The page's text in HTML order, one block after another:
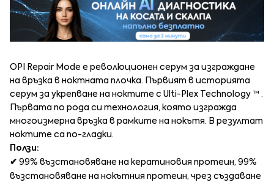
OPI Repair Mode е революционен серум за изграждане
на връзка в ноктната плочка. Първият в историята
серум за укрепване на ноктите с Ulti-Plex Technology ™ .
Първата по рода си технология, която изгражда
многоизмерна връзка в рамките на нокътя. В резултат
ноктите са по-гладки.
Ползи:
✔ 99% възстановяване на кератиновия протеин, 99%
възстановяване на нокътния протеин, чрез създаване